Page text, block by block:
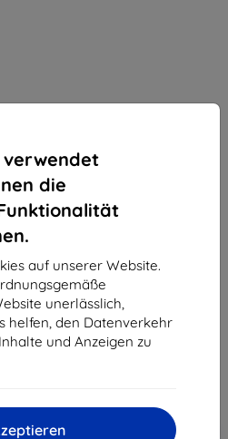
verwendet
die
auf unserer Website.
unerlässlich,
helfen, den Datenverkehr
und Anzeigen zu
Realme GT7 Pro
Pro